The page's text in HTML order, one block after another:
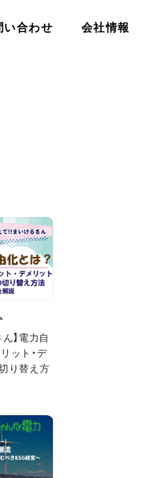
い合わせ 会社情報
】電力自
ット・デ
り替え方